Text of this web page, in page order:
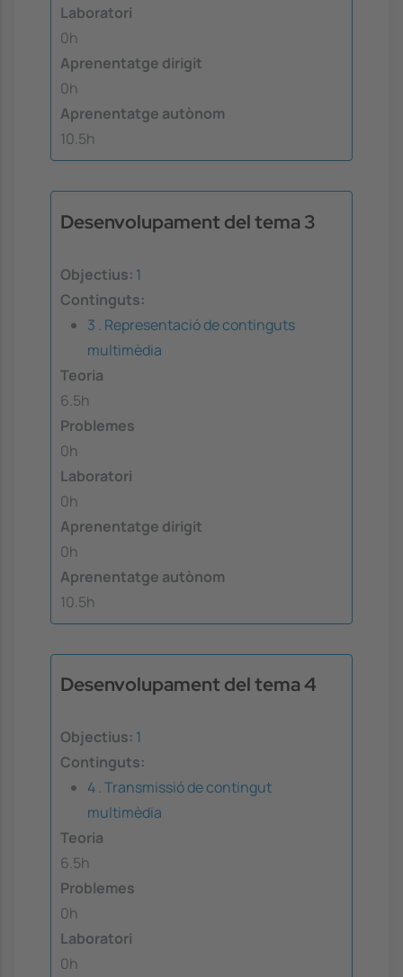
Laboratori
0h
Aprenentatge dirigit
0h
Aprenentatge autònom
10.5h
Desenvolupament del tema 3
Objectius: 1
Continguts:
3 . Representació de continguts
multimèdia
Teoria
6.5h
Problemes
0h
Laboratori
0h
Aprenentatge dirigit
0h
Aprenentatge autònom
10.5h
Desenvolupament del tema 4
Objectius: 1
Continguts:
4 . Transmissió de contingut
multimèdia
Teoria
6.5h
Problemes
0h
Laboratori
0h